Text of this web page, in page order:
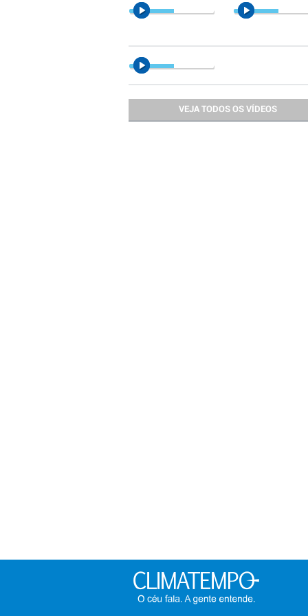
VEJA TODOS OS VÍDEOS